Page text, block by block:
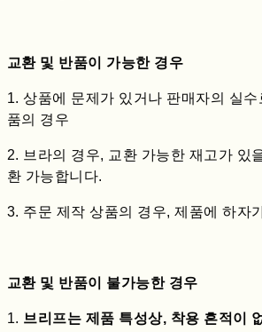
교환 및 반품이 가능한 경우
1. 상품에 문제가 있거나 판매자의 실
품의 경우
2. 브라의 경우, 교환 가능한 재고가 있
환 가능합니다.
3. 주문 제작 상품의 경우, 제품에 하자
교환 및 반품이 불가능한 경우
1. 브리프는 제품 특성상, 착용 흔적이